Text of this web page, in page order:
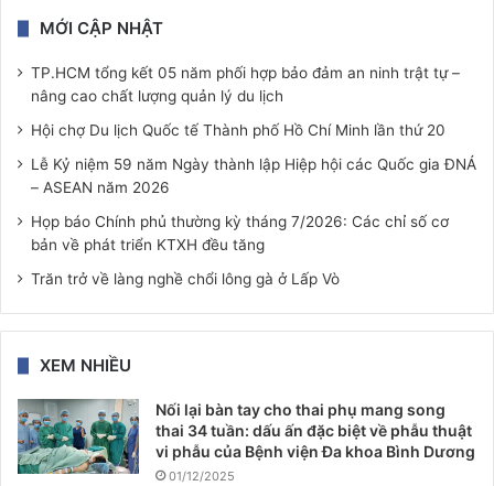
MỚI CẬP NHẬT
TP.HCM tổng kết 05 năm phối hợp bảo đảm an ninh trật tự –
nâng cao chất lượng quản lý du lịch
Hội chợ Du lịch Quốc tế Thành phố Hồ Chí Minh lần thứ 20
Lễ Kỷ niệm 59 năm Ngày thành lập Hiệp hội các Quốc gia ĐNÁ
– ASEAN năm 2026
Họp báo Chính phủ thường kỳ tháng 7/2026: Các chỉ số cơ
bản về phát triển KTXH đều tăng
Trăn trở về làng nghề chổi lông gà ở Lấp Vò
XEM NHIỀU
Nối lại bàn tay cho thai phụ mang song
thai 34 tuần: dấu ấn đặc biệt về phẫu thuật
vi phẫu của Bệnh viện Đa khoa Bình Dương
01/12/2025